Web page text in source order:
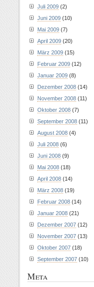
Juli 2009 (2)
Juni 2009 (10)
Mai 2009 (7)
April 2009 (20)
März 2009 (15)
Februar 2009 (12)
Januar 2009 (8)
Dezember 2008 (14)
November 2008 (11)
Oktober 2008 (7)
September 2008 (11)
August 2008 (4)
Juli 2008 (6)
Juni 2008 (9)
Mai 2008 (18)
April 2008 (14)
März 2008 (19)
Februar 2008 (14)
Januar 2008 (21)
Dezember 2007 (12)
November 2007 (13)
Oktober 2007 (18)
September 2007 (10)
Meta